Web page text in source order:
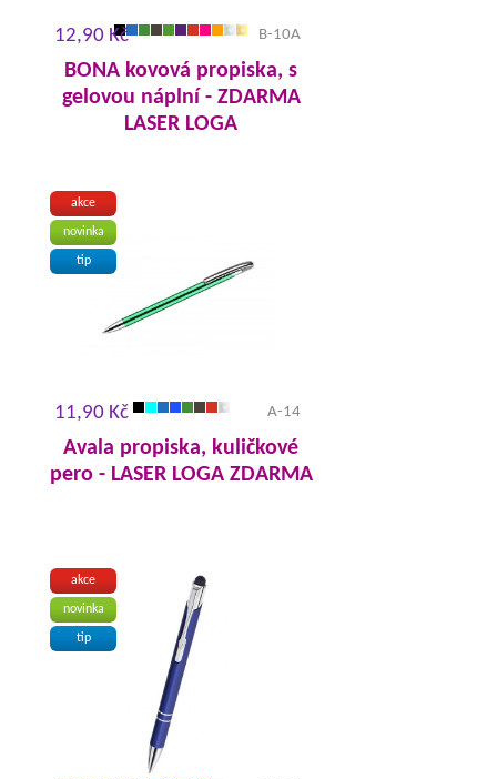
12,90 Kč B-10A
BONA kovová propiska, s
gelovou náplní - ZDARMA
LASER LOGA
akce
novinka
tip
11,90 Kč A-14
Avala propiska, kuličkové
pero - LASER LOGA ZDARMA
akce
novinka
tip